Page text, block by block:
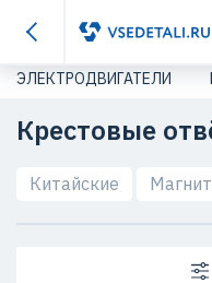
ЭЛЕКТРОДВИГАТЕЛИ
Крестовые
Китайские